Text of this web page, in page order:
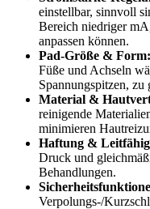
einstellbar, sinnvoll
Bereich niedriger
anpassen⁢ können.
Pad‑Größe & ‍Form:
Füße und Achseln
‍Spannungspitzen, zu⁢
Material &
reinigende
minimieren
Haftung⁢ &
Druck und
Behandlungen.
⁢Verpolungs‑/